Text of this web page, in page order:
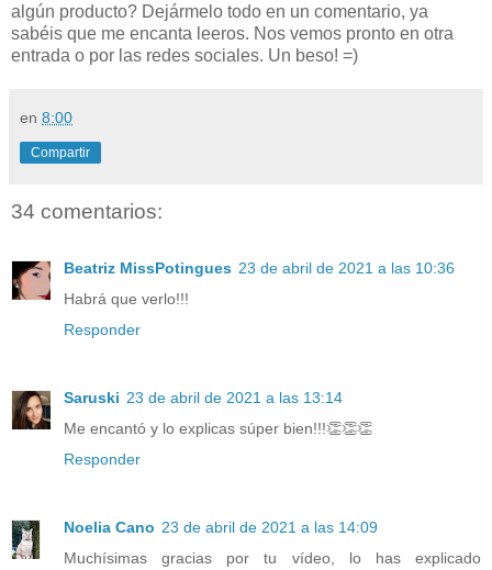
algún producto? Dejármelo todo en un comentario, ya
sabéis que me encanta leeros. Nos vemos pronto en otra
entrada o por las redes sociales. Un beso! =)
en 8:00
Compartir
34 comentarios:
Beatriz MissPotingues 23 de abril de 2021 a las 10:36
Habrá que verlo!!!
Responder
Saruski 23 de abril de 2021 a las 13:14
Me encantó y lo explicas súper bien!!!👏👏👏
Responder
Noelia Cano 23 de abril de 2021 a las 14:09
Muchísimas gracias por tu vídeo, lo has explicado